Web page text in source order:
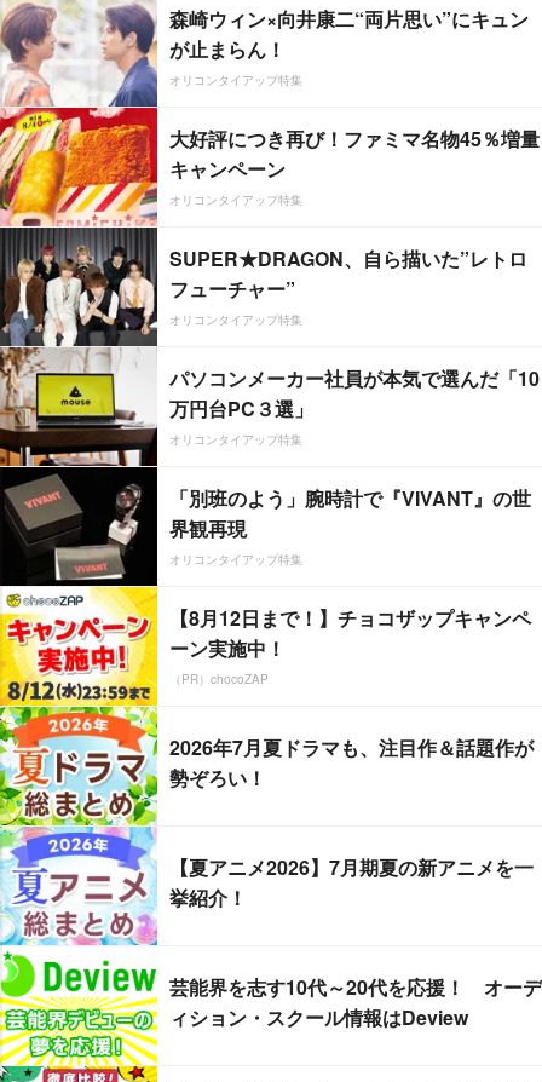
森崎ウィン×向井康二“両片思い”にキュン
が止まらん！
オリコンタイアップ特集
大好評につき再び！ファミマ名物45％増量
キャンペーン
オリコンタイアップ特集
SUPER★DRAGON、自ら描いた”レトロ
フューチャー”
オリコンタイアップ特集
パソコンメーカー社員が本気で選んだ「10
万円台PC３選」
オリコンタイアップ特集
「別班のよう」腕時計で『VIVANT』の世
界観再現
オリコンタイアップ特集
【8月12日まで！】チョコザップキャンペ
ーン実施中！
（PR）chocoZAP
2026年7月夏ドラマも、注目作＆話題作が
勢ぞろい！
【夏アニメ2026】7月期夏の新アニメを一
挙紹介！
芸能界を志す10代～20代を応援！ オーデ
ィション・スクール情報はDeview